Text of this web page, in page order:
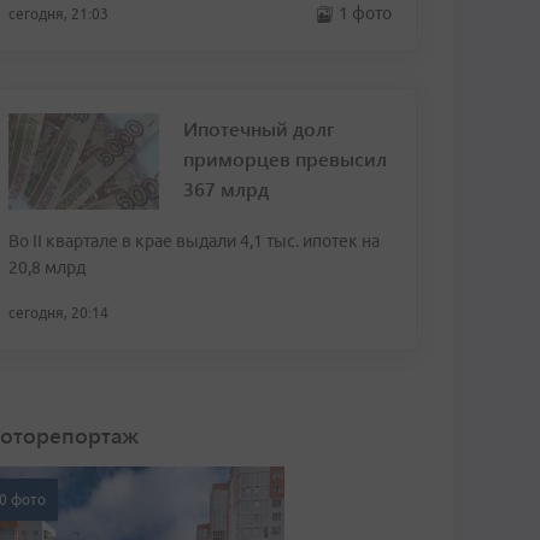
сегодня, 21:03 1 фото
Ипотечный долг
приморцев превысил
367 млрд
Во II квартале в крае выдали 4,1 тыс. ипотек на
20,8 млрд
сегодня, 20:14
фото